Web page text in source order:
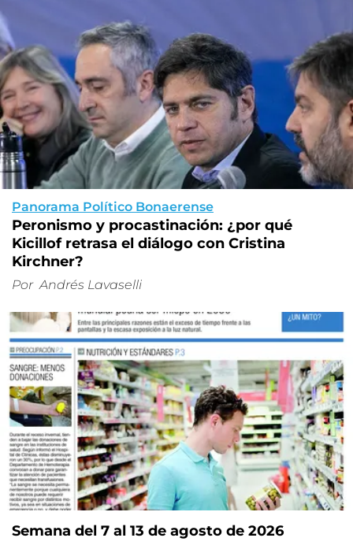
Panorama Político Bonaerense
Peronismo y procastinación: ¿por qué
Kicillof retrasa el diálogo con Cristina
Kirchner?
Por Andrés Lavaselli
Semana del 7 al 13 de agosto de 2026